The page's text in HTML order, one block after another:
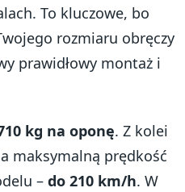
To kluczowe, bo
rozmiaru obręczy
prawidłowy montaż i
kg na oponę. Z kolei
maksymalną prędkość
– do 210 km/h. W